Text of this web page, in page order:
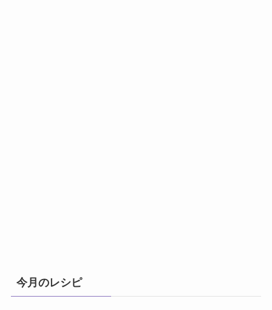
今月のレシピ